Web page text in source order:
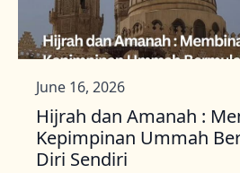
Hijrah dan Amanah :
Kepimpinan Ummah
Diri Sendiri
June 16, 2026